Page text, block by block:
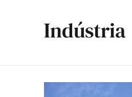
Indústria